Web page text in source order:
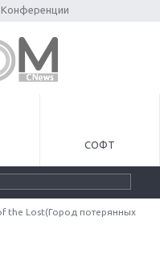
Конференции
СОФТ
the Lost(Город потерянных